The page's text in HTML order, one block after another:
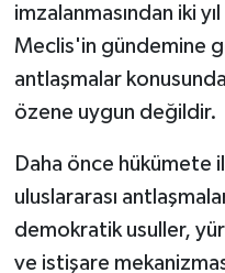
imzalanmasından iki
Meclis'in gündemine
antlaşmalar
özene uygun değildir.
Daha önce hükümete
uluslararası
demokratik usuller,
ve istişare